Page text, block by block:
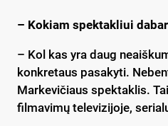
– Kokiam spektakliui
– Kol kas yra daug
konkretaus pasakyti.
Markevičiaus spektaklis.
filmavimų televizijoje,